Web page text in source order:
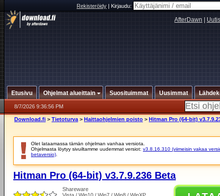
Rekisteröidy|Kirjaudu:
AfterDawn
Etusivu Ohjelmat alueittain Suosituimmat Uusimmat
8/7/2026 9:36:56 PM
Download.fi > Tietoturva > Haittaohjelmien poisto > Hitman Pro (64-bit)
Olet lataamassa tämän ohjelman vanhaa versiota.
Ohjelmasta löytyy sivuiltamme uudemmat versiot: v3.8.16.310 (viimeisin vakaa
betaversio)
Hitman Pro (64-bit) v3.7.9.236 Beta
Shareware